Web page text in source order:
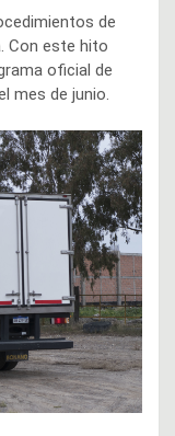
de
Con este hito
oficial de
mes de junio.